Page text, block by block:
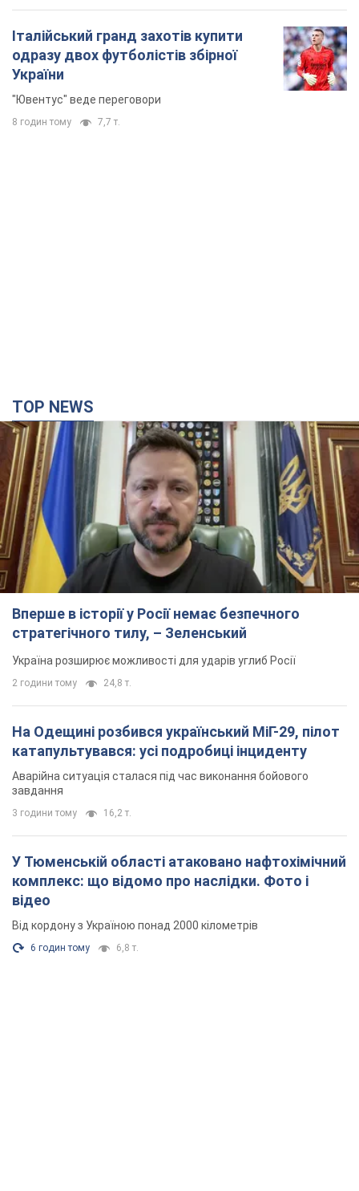
Італійський гранд захотів купити
одразу двох футболістів збірної
України
"Ювентус" веде переговори
8 годин тому 7,7 т.
TOP NEWS
Вперше в історії у Росії немає безпечного
стратегічного тилу, – Зеленський
Україна розширює можливості для ударів углиб Росії
2 години тому 24,8 т.
На Одещині розбився український МіГ-29, пілот
катапультувався: усі подробиці інциденту
Аварійна ситуація сталася під час виконання бойового
завдання
3 години тому 16,2 т.
У Тюменській області атаковано нафтохімічний
комплекс: що відомо про наслідки. Фото і
відео
Від кордону з Україною понад 2000 кілометрів
6 годин тому 6,8 т.